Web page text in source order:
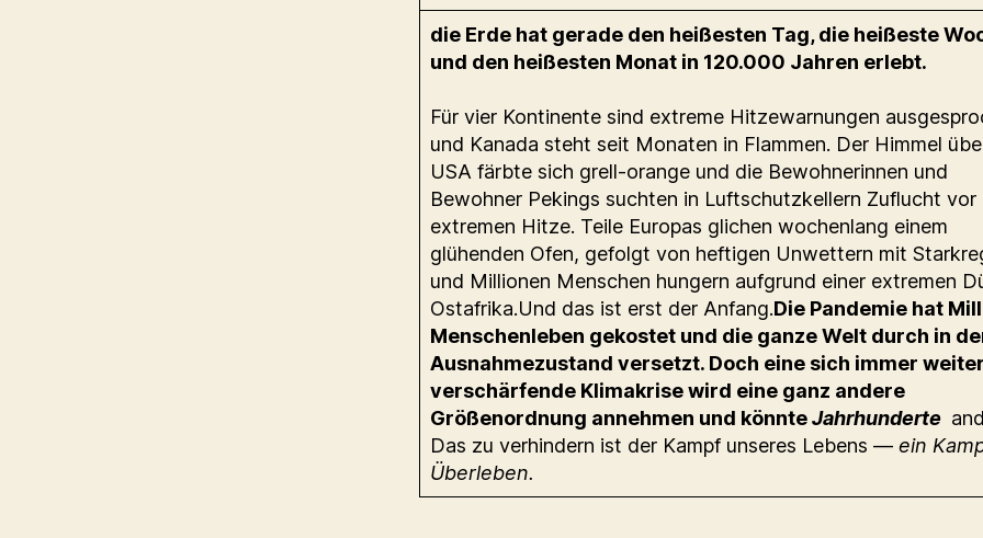
die Erde hat gerade den heißesten Tag, die heißeste
und den heißesten Monat in 120.000 Jahren erlebt.
Für vier Kontinente sind extreme Hitzewarnungen
und Kanada steht seit Monaten in Flammen. Der Himmel
USA färbte sich grell-orange und die Bewohnerinnen und
Bewohner Pekings suchten in Luftschutzkellern Zuflucht vor
extremen Hitze. Teile Europas glichen wochenlang einem
glühenden Ofen, gefolgt von heftigen Unwettern mit
und Millionen Menschen hungern aufgrund einer extremen
Ostafrika.Und das ist erst der Anfang.Die Pandemie hat
Menschenleben gekostet und die ganze Welt durch in
Ausnahmezustand versetzt. Doch eine sich immer
verschärfende Klimakrise wird eine ganz andere
Größenordnung annehmen und könnteJahrhunderte
Das zu verhindern ist der Kampf unseres Lebens — ein
Überleben.